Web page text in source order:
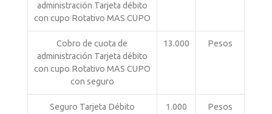
administración Tarjeta débito
con cupo Rotativo MAS CUPO
Cobro de cuota de
administración Tarjeta débito
con cupo Rotativo MAS CUPO
con seguro
13.000 Pesos
Seguro Tarjeta Débito
1.000 Pesos